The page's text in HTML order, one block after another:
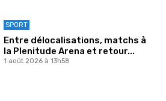
SPORT
Entre délocalisations, matchs à
la Plenitude Arena et retour...
1 août 2026 à 13h58